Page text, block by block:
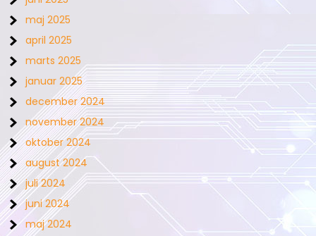
maj 2025
april 2025
marts 2025
januar 2025
december 2024
november 2024
oktober 2024
august 2024
juli 2024
juni 2024
maj 2024